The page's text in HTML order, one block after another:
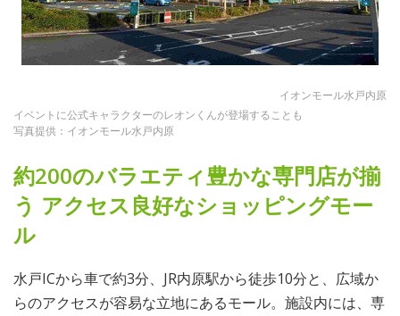
イオンモール水戸内原
イベントに公式キャラクターのレオンくんが登場することも
写真提供：イオンモール水戸内原
約200のバラエティ豊かな専門店が揃
う アクセス良好なショッピングモー
ル
水戸ICから車で約3分、JR内原駅から徒歩10分と、広域か
らのアクセスが容易な立地にあるモール。施設内には、専